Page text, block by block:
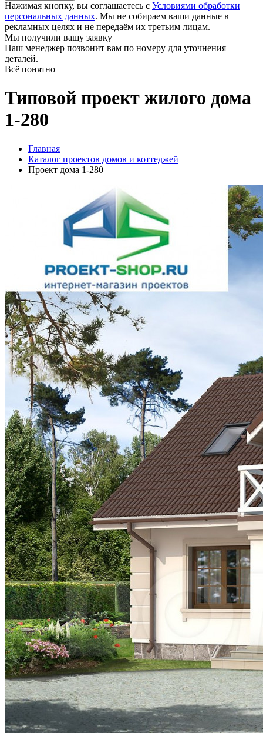
Нажимая кнопку, вы соглашаетесь с Условиями обработки
персональных данных. Мы не собираем ваши данные в
рекламных целях и не передаём их третьим лицам.
Мы получили вашу заявку
Наш менеджер позвонит вам по номеру для уточнения
деталей.
Всё понятно
Типовой проект жилого дома
1-280
Главная
Каталог проектов домов и коттеджей
Проект дома 1-280